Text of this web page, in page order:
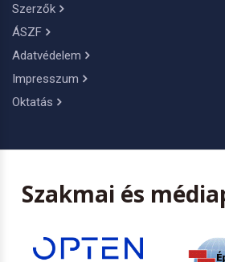
Szerzők
ÁSZF
Adatvédelem
Impresszum
Oktatás
Szakmai és